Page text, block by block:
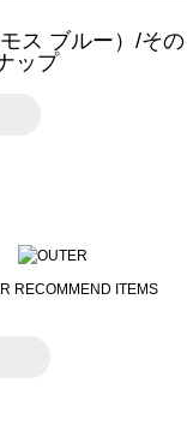
ス ブルー）/その
ップ